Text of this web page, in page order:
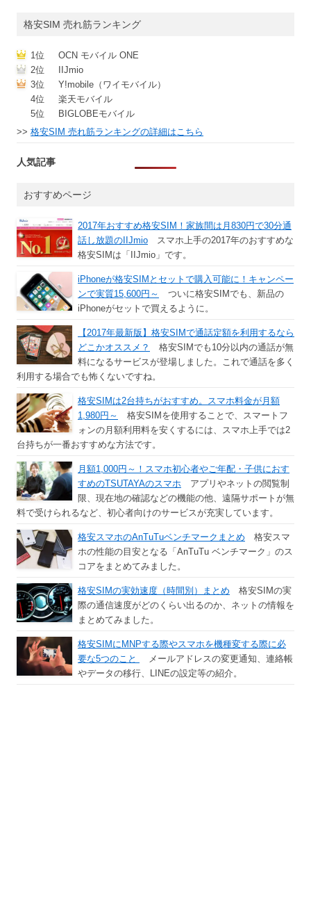
格安SIM 売れ筋ランキング
1位
OCN モバイル ONE
2位
IIJmio
3位
Y!mobile（ワイモバイル）
4位
楽天モバイル
5位
BIGLOBEモバイル
>> 格安SIM 売れ筋ランキングの詳細はこちら
人気記事
おすすめページ
2017年おすすめ格安SIM！家族間は月830円で30分通
話し放題のIIJmio スマホ上手の2017年のおすすめな
格安SIMは「IIJmio」です。
iPhoneが格安SIMとセットで購入可能に！キャンペー
ンで実質15,600円～
ついに格安SIMでも、新品の
iPhoneがセットで買えるように。
【2017年最新版】格安SIMで通話定額を利用するなら
どこかオススメ？
格安SIMでも10分以内の通話が無
料になるサービスが登場しました。これで通話を多く
利用する場合でも怖くないですね。
格安SIMは2台持ちがおすすめ。スマホ料金が月額
1,980円～
格安SIMを使用することで、スマートフ
ォンの月額利用料を安くするには、スマホ上手では2
台持ちが一番おすすめな方法です。
月額1,000円～！スマホ初心者やご年配・子供におす
すめのTSUTAYAのスマホ アプリやネットの閲覧制
限、現在地の確認などの機能の他、遠隔サポートが無
料で受けられるなど、初心者向けのサービスが充実しています。
格安スマホのAnTuTuベンチマークまとめ 格安スマ
ホの性能の目安となる「AnTuTu ベンチマーク」のス
コアをまとめてみました。
格安SIMの実効速度（時間別）まとめ 格安SIMの実
際の通信速度がどのくらい出るのか、ネットの情報を
まとめてみました。
格安SIMにMNPする際やスマホを機種変する際に必
要な5つのこと
メールアドレスの変更通知、連絡帳
やデータの移行、LINEの設定等の紹介。